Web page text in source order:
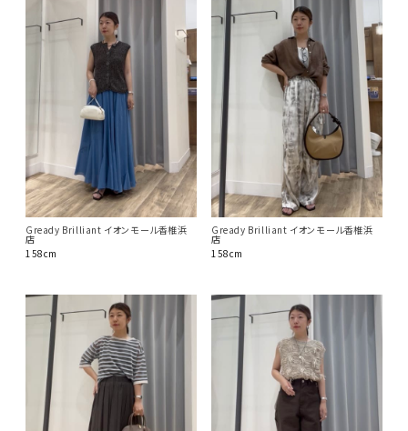
Gready Brilliant イオンモール香椎浜
店
158cm
Gready Brilliant イオンモール香椎浜
店
158cm